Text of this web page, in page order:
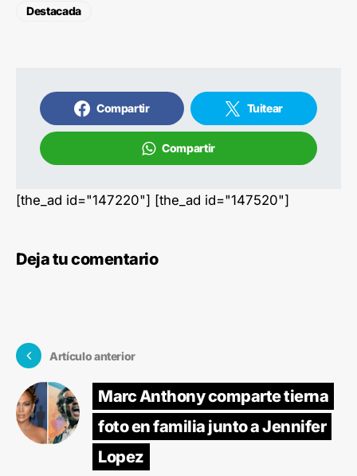
Destacada
Compartir Tuitear
Compartir
[the_ad id="147220"] [the_ad id="147520"]
Deja tu comentario
Artículo anterior
Marc Anthony comparte tierna
foto en familia junto a Jennifer
Lopez